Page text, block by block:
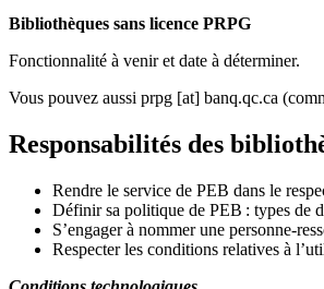
Bibliothèques sans licence PRPG
Fonctionnalité à venir et date à déterminer.
Vous pouvez aussi prpg [at] banq.qc.ca
Responsabilités des
Rendre le service de PEB dans le
Définir sa politique de PEB : types de
S’engager à nommer une personne-
Respecter les conditions relatives à l’